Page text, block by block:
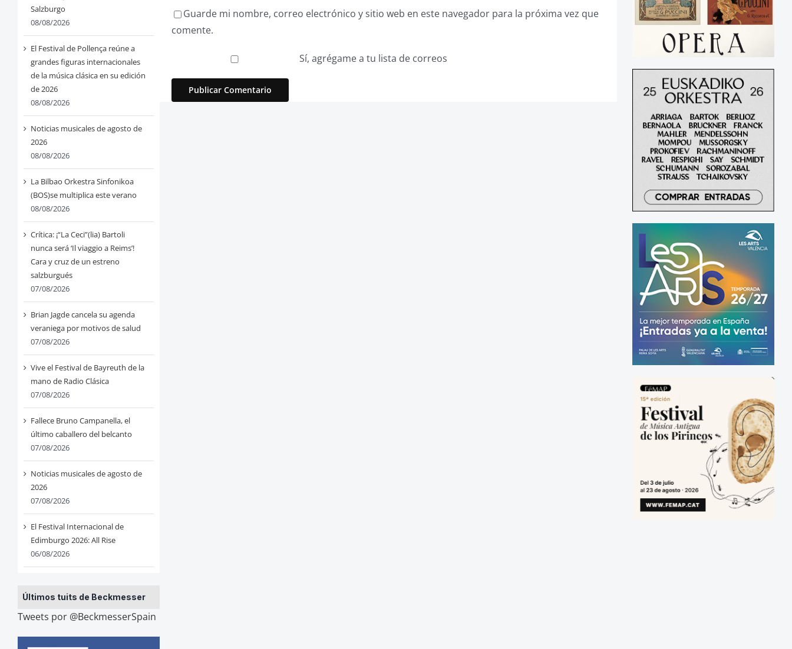
Salzburgo
08/08/2026
El Festival de Pollença reúne a
grandes figuras internacionales
de la música clásica en su edición
de 2026
08/08/2026
Noticias musicales de agosto de
2026
08/08/2026
La Bilbao Orkestra Sinfonikoa
(BOS)se multiplica este verano
08/08/2026
Crítica: ¡“La Ceci”(lia) Bartoli
nunca será ‘Il viaggio a Reims’!
Cara y cruz de un estreno
salzburgués
07/08/2026
Brian Jagde cancela su agenda
veraniega por motivos de salud
07/08/2026
Vive el Festival de Bayreuth de la
mano de Radio Clásica
07/08/2026
Fallece Bruno Campanella, el
último caballero del belcanto
07/08/2026
Noticias musicales de agosto de
2026
07/08/2026
El Festival Internacional de
Edimburgo 2026: All Rise
06/08/2026
Últimos tuits de Beckmesser
Tweets por @BeckmesserSpain
Guarde mi nombre, correo electrónico y sitio web en este navegador para la próxima vez que
comente.
Sí, agrégame a tu lista de correos